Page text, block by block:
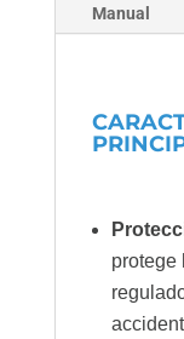
Manual
protege